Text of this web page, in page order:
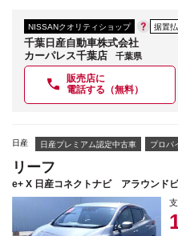
NISSANクオリティショップ 据置
千葉日産自動車株式会社
カーパレス千葉店
千葉県
販売店に
電話する（無料）
日産 日産プレミアム認定中古車 プロパ
リーフ
e+ X 日産コネクトナビ アラウンド